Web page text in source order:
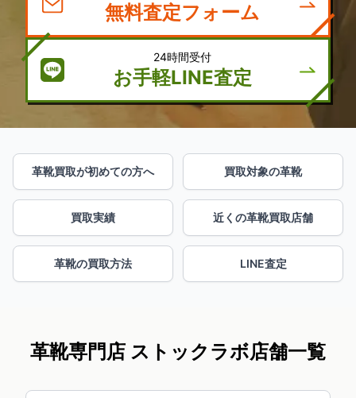
無料査定フォーム
24時間受付
お手軽LINE査定
革靴買取が初めての方へ 買取対象の革靴
買取実績 近くの革靴買取店舗
革靴の買取方法 LINE査定
革靴専門店 ストックラボ店舗一覧